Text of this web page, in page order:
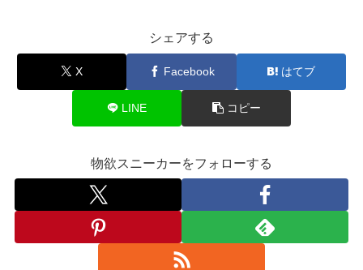
シェアする
X Facebook はてブ
LINE コピー
物欲スニーカーをフォローする